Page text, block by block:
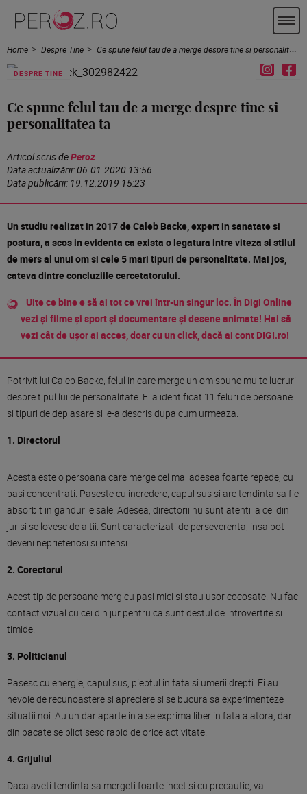
Home Despre Tine Ce spune felul tau de a merge despre tine si personalitatea ta
DESPRE TINE
Ce spune felul tau de a merge despre tine si
personalitatea ta
Articol scris dePeroz
Data actualizării:06.01.2020 13:56
Data publicării: 19.12.2019 15:23
Un studiu realizat in 2017 de Caleb Backe, expert in sanatate si
postura, a scos in evidenta ca exista o legatura intre viteza si stilul
de mers al unui om si cele 5 mari tipuri de personalitate. Mai jos,
cateva dintre concluziile cercetatorului.
Uite ce bine e să ai tot ce vrei într-un singur loc. În Digi Online
vezi și filme și sport și documentare și desene animate! Hai să
vezi cât de ușor ai acces, doar cu un click, dacă ai cont DIGI.ro!
Potrivit lui Caleb Backe, felul in care merge un om spune multe lucruri
despre tipul lui de personalitate. El a identificat 11 feluri de persoane
si tipuri de deplasare si le-a descris dupa cum urmeaza.
1. Directorul
Acesta este o persoana care merge cel mai adesea foarte repede, cu
pasi concentrati. Paseste cu incredere, capul sus si are tendinta sa fie
absorbit in gandurile sale. Adesea, directorii nu sunt atenti la cei din
jur si se lovesc de altii. Sunt caracterizati de perseverenta, insa pot
deveni neprietenosi si intensi.
2. Corectorul
Acest tip de persoane merg cu pasi mici si stau usor cocosate. Nu fac
contact vizual cu cei din jur pentru ca sunt destul de introvertite si
timide.
3. Politicianul
Pasesc cu energie, capul sus, pieptul in fata si umerii drepti. Ei au
nevoie de recunoastere si apreciere si se bucura sa experimenteze
situatii noi. Au un dar aparte in a se exprima liber in fata alatora, dar
din pacate se plictisesc rapid de orice activitate.
4. Grijuliul
Daca aveti tendinta sa mergeti foarte incet si cu precautie, va